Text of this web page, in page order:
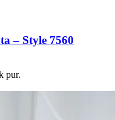
– Style 7560
pur.